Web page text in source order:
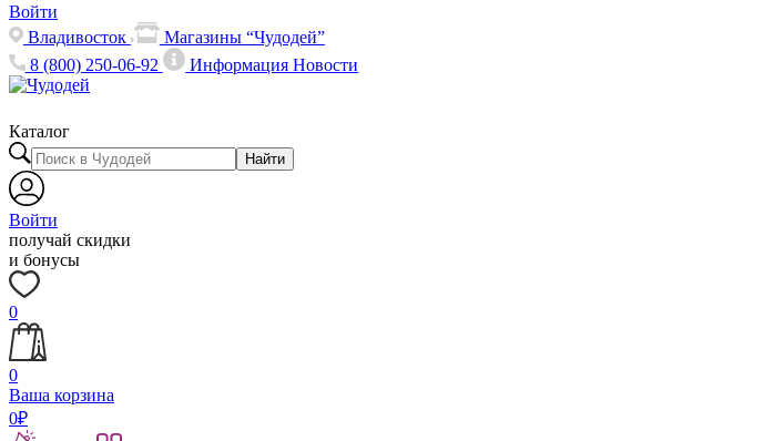
Войти
Владивосток
Магазины “Чудодей”
8 (800) 250-06-92
ИнформацияНовости
Каталог
Найти
Войти
получай скидки
и бонусы
0
0
Ваша корзина
0₽